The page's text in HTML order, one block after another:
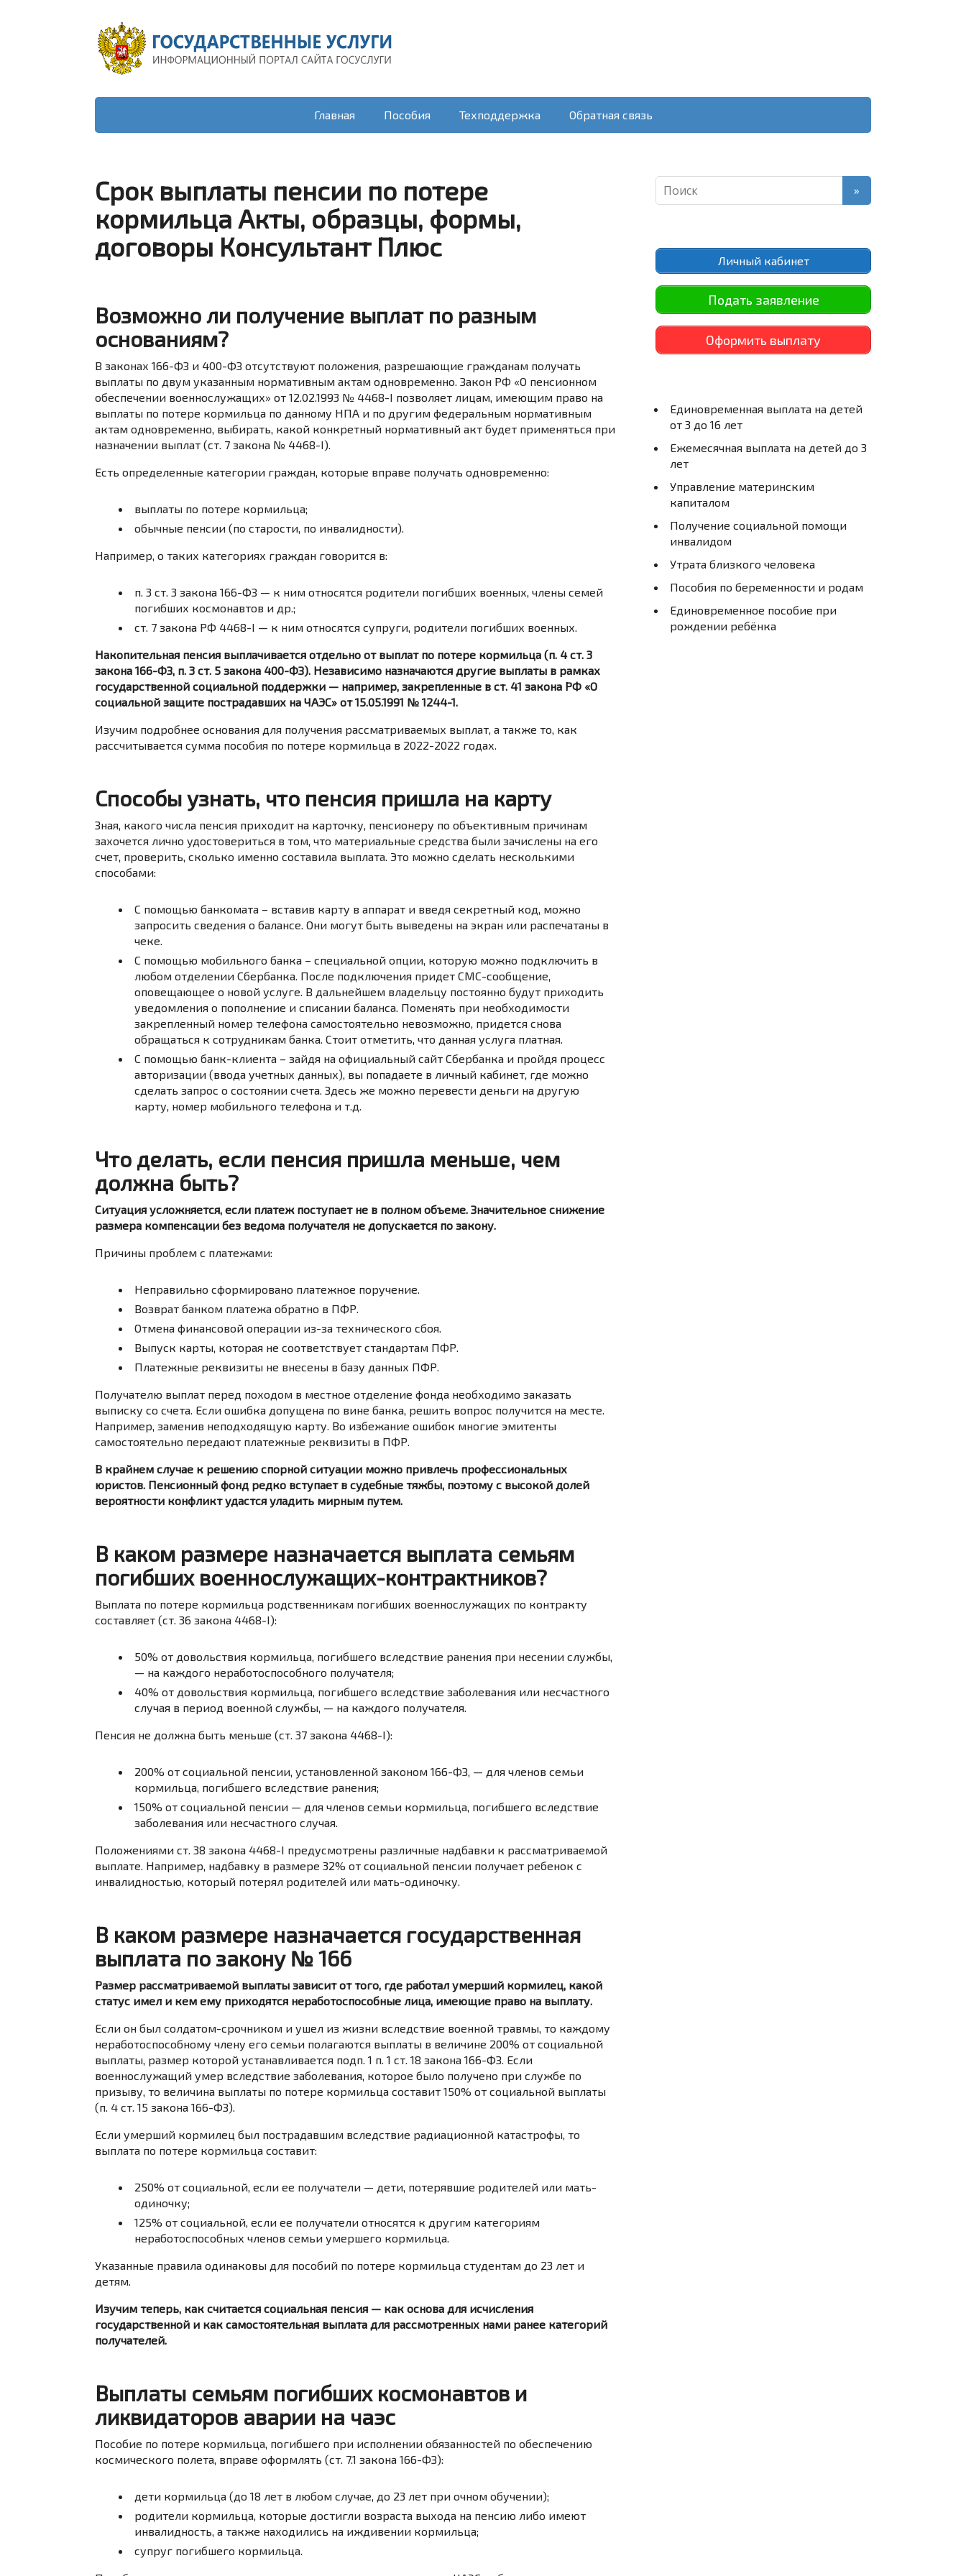
Главная Пособия Техподдержка Обратная связь
Срок выплаты пенсии по потере
кормильца Акты, образцы, формы,
договоры Консультант Плюс
Возможно ли получение выплат по разным
основаниям?
В законах 166-ФЗ и 400-ФЗ отсутствуют положения, разрешающие гражданам получать
выплаты по двум указанным нормативным актам одновременно. Закон РФ «О пенсионном
обеспечении военнослужащих» от 12.02.1993 № 4468-I позволяет лицам, имеющим право на
выплаты по потере кормильца по данному НПА и по другим федеральным нормативным
актам одновременно, выбирать, какой конкретный нормативный акт будет применяться при
назначении выплат (ст. 7 закона № 4468-I).
Есть определенные категории граждан, которые вправе получать одновременно:
выплаты по потере кормильца;
обычные пенсии (по старости, по инвалидности).
Например, о таких категориях граждан говорится в:
п. 3 ст. 3 закона 166-ФЗ — к ним относятся родители погибших военных, члены семей
погибших космонавтов и др.;
ст. 7 закона РФ 4468-I — к ним относятся супруги, родители погибших военных.
Накопительная пенсия выплачивается отдельно от выплат по потере кормильца (п. 4 ст. 3
закона 166-ФЗ, п. 3 ст. 5 закона 400-ФЗ). Независимо назначаются другие выплаты в рамках
государственной социальной поддержки — например, закрепленные в ст. 41 закона РФ «О
социальной защите пострадавших на ЧАЭС» от 15.05.1991 № 1244-1.
Изучим подробнее основания для получения рассматриваемых выплат, а также то, как
рассчитывается сумма пособия по потере кормильца в 2022-2022 годах.
Способы узнать, что пенсия пришла на карту
Зная, какого числа пенсия приходит на карточку, пенсионеру по объективным причинам
захочется лично удостовериться в том, что материальные средства были зачислены на его
счет, проверить, сколько именно составила выплата. Это можно сделать несколькими
способами:
С помощью банкомата – вставив карту в аппарат и введя секретный код, можно
запросить сведения о балансе. Они могут быть выведены на экран или распечатаны в
чеке.
С помощью мобильного банка – специальной опции, которую можно подключить в
любом отделении Сбербанка. После подключения придет СМС-сообщение,
оповещающее о новой услуге. В дальнейшем владельцу постоянно будут приходить
уведомления о пополнение и списании баланса. Поменять при необходимости
закрепленный номер телефона самостоятельно невозможно, придется снова
обращаться к сотрудникам банка. Стоит отметить, что данная услуга платная.
С помощью банк-клиента – зайдя на официальный сайт Сбербанка и пройдя процесс
авторизации (ввода учетных данных), вы попадаете в личный кабинет, где можно
сделать запрос о состоянии счета. Здесь же можно перевести деньги на другую
карту, номер мобильного телефона и т.д.
Что делать, если пенсия пришла меньше, чем
должна быть?
Ситуация усложняется, если платеж поступает не в полном объеме. Значительное снижение
размера компенсации без ведома получателя не допускается по закону.
Причины проблем с платежами:
Неправильно сформировано платежное поручение.
Возврат банком платежа обратно в ПФР.
Отмена финансовой операции из-за технического сбоя.
Выпуск карты, которая не соответствует стандартам ПФР.
Платежные реквизиты не внесены в базу данных ПФР.
Получателю выплат перед походом в местное отделение фонда необходимо заказать
выписку со счета. Если ошибка допущена по вине банка, решить вопрос получится на месте.
Например, заменив неподходящую карту. Во избежание ошибок многие эмитенты
самостоятельно передают платежные реквизиты в ПФР.
В крайнем случае к решению спорной ситуации можно привлечь профессиональных
юристов. Пенсионный фонд редко вступает в судебные тяжбы, поэтому с высокой долей
вероятности конфликт удастся уладить мирным путем.
В каком размере назначается выплата семьям
погибших военнослужащих-контрактников?
Выплата по потере кормильца родственникам погибших военнослужащих по контракту
составляет (ст. 36 закона 4468-I):
50% от довольствия кормильца, погибшего вследствие ранения при несении службы,
— на каждого неработоспособного получателя;
40% от довольствия кормильца, погибшего вследствие заболевания или несчастного
случая в период военной службы, — на каждого получателя.
Пенсия не должна быть меньше (ст. 37 закона 4468-I):
200% от социальной пенсии, установленной законом 166-ФЗ, — для членов семьи
кормильца, погибшего вследствие ранения;
150% от социальной пенсии — для членов семьи кормильца, погибшего вследствие
заболевания или несчастного случая.
Положениями ст. 38 закона 4468-I предусмотрены различные надбавки к рассматриваемой
выплате. Например, надбавку в размере 32% от социальной пенсии получает ребенок с
инвалидностью, который потерял родителей или мать-одиночку.
В каком размере назначается государственная
выплата по закону № 166
Размер рассматриваемой выплаты зависит от того, где работал умерший кормилец, какой
статус имел и кем ему приходятся неработоспособные лица, имеющие право на выплату.
Если он был солдатом-срочником и ушел из жизни вследствие военной травмы, то каждому
неработоспособному члену его семьи полагаются выплаты в величине 200% от социальной
выплаты, размер которой устанавливается подп. 1 п. 1 ст. 18 закона 166-ФЗ. Если
военнослужащий умер вследствие заболевания, которое было получено при службе по
призыву, то величина выплаты по потере кормильца составит 150% от социальной выплаты
(п. 4 ст. 15 закона 166-ФЗ).
Если умерший кормилец был пострадавшим вследствие радиационной катастрофы, то
выплата по потере кормильца составит:
250% от социальной, если ее получатели — дети, потерявшие родителей или мать-
одиночку;
125% от социальной, если ее получатели относятся к другим категориям
неработоспособных членов семьи умершего кормильца.
Указанные правила одинаковы для пособий по потере кормильца студентам до 23 лет и
детям.
Изучим теперь, как считается социальная пенсия — как основа для исчисления
государственной и как самостоятельная выплата для рассмотренных нами ранее категорий
получателей.
Выплаты семьям погибших космонавтов и
ликвидаторов аварии на чаэс
Пособие по потере кормильца, погибшего при исполнении обязанностей по обеспечению
космического полета, вправе оформлять (ст. 7.1 закона 166-ФЗ):
дети кормильца (до 18 лет в любом случае, до 23 лет при очном обучении);
родители кормильца, которые достигли возраста выхода на пенсию либо имеют
инвалидность, а также находились на иждивении кормильца;
супруг погибшего кормильца.
Личный кабинет
Подать заявление
Оформить выплату
Единовременная выплата на детей
от 3 до 16 лет
Ежемесячная выплата на детей до 3
лет
Управление материнским
капиталом
Получение социальной помощи
инвалидом
Утрата близкого человека
Пособия по беременности и родам
Единовременное пособие при
рождении ребёнка